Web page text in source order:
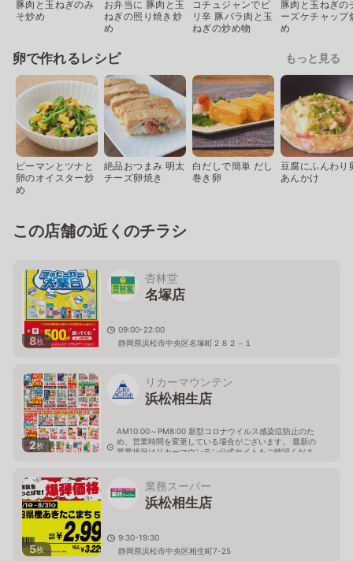
豚肉と玉ねぎのみ
そ炒め
お弁当に 豚肉と玉
ねぎの照り焼き炒
め
コチュジャンでピ
リ辛 豚バラ肉と玉
ねぎの炒め物
豚肉と玉ねぎの
ーズケチャップ
め
卵で作れるレシピ もっと見る
ピーマンとツナと
卵のオイスター炒
め
絶品おつまみ 明太
チーズ卵焼き
白だしで簡単 だし
巻き卵
豆腐にふんわり
あんかけ
この店舗の近くのチラシ
8枚
杏林堂
名塚店
09:00-22:00
静岡県浜松市中央区名塚町２８２－１
2枚
リカーマウンテン
浜松相生店
AM10:00～PM8:00 新型コロナウイルス感染症防止のた
め、営業時間を変更している場合がございます。 最新の
営業状況はリカーマウンテン公式サイトをご確認くださ
5枚
業務スーパー
浜松相生店
9:30-19:30
静岡県浜松市中央区相生町7-25